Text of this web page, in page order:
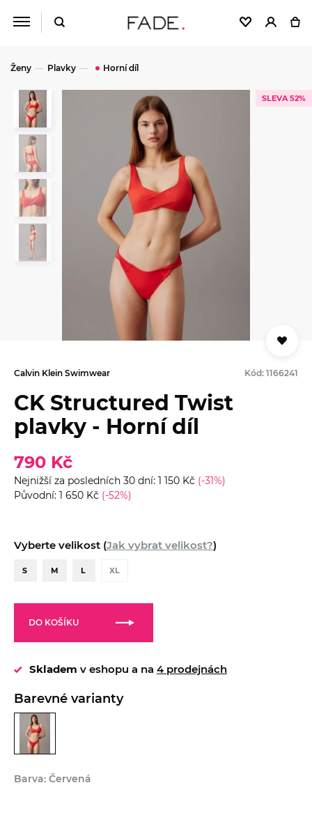
Ženy Plavky Horní díl
SLEVA 52%
Calvin Klein Swimwear Kód: 1166241
CK Structured Twist
plavky - Horní díl
790 Kč
Nejnižší za posledních 30 dní: 1 150 Kč (-31%)
Původní: 1 650 Kč (-52%)
Vyberte velikost (Jak vybrat velikost?)
S M L XL
DO KOŠÍKU
Skladem v eshopu a na 4 prodejnách
Barevné varianty
Barva: Červená